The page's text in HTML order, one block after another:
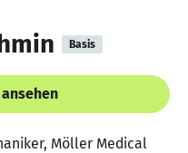
Basis
Möller Medical